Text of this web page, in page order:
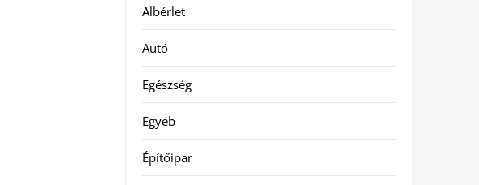
Albérlet
Autó
Egészség
Egyéb
Építőipar